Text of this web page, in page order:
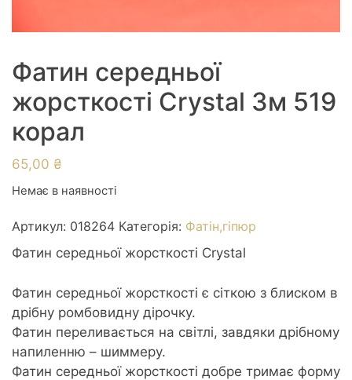
Фатин середньої
жорсткості Crystal 3м 519
корал
65,00 ₴
Немає в наявності
Артикул: 018264 Категорія: Фатін,гіпюр
Фатин середньої жорсткості Crystal
Фатин середньої жорсткості є сіткою з блиском в
дрібну ромбовидну дірочку.
Фатин переливається на світлі, завдяки дрібному
напиленню – шиммеру.
Фатин середньої жорсткості добре тримає форму